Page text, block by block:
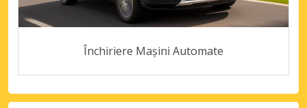
Închiriere Mașini Automate